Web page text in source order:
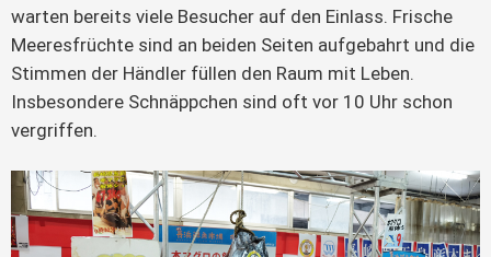
warten bereits viele Besucher auf den Einlass. Frische
Meeresfrüchte sind an beiden Seiten aufgebahrt und die
Stimmen der Händler füllen den Raum mit Leben.
Insbesondere Schnäppchen sind oft vor 10 Uhr schon
vergriffen.